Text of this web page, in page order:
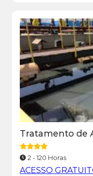
Tratamento de
2 - 120 Horas
ACESSO